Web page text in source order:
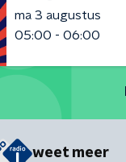
ma 3 augustus
05:00 - 06:00
weet meer